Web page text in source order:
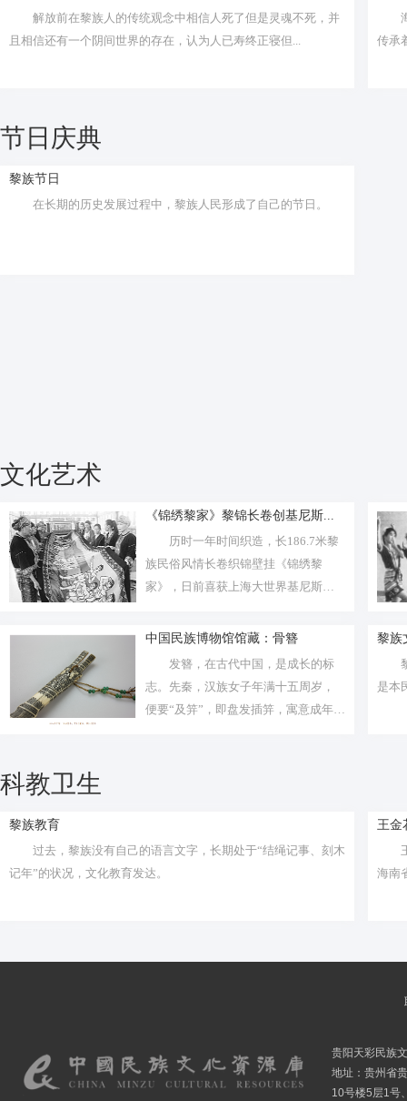
解放前在黎族人的传统观念中相信人死了但是灵魂不死，并
且相信还有一个阴间世界的存在，认为人已寿终正寝但...
传承
节日庆典
黎族节日
在长期的历史发展过程中，黎族人民形成了自己的节日。
文化艺术
《锦绣黎家》黎锦长卷创基尼斯...
历时一年时间织造，长186.7米黎
族民俗风情长卷织锦壁挂《锦绣黎
家》，日前喜获上海大世界基尼斯世
中国民族博物馆馆藏：骨簪
发簪，在古代中国，是成长的标
志。先秦，汉族女子年满十五周岁，
便要“及笄”，即盘发插笄，寓意成年，
黎族
是本
科教卫生
黎族教育
过去，黎族没有自己的语言文字，长期处于“结绳记事、刻木
记年”的状况，文化教育发达。
王金
海南
贵阳天彩民族
地址：贵州省
10号楼5层1号